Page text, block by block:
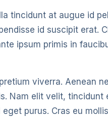
tincidunt at augue id
id suscipit erat.
ipsum primis in
viverra. Aenean
Nam elit velit,
purus. Cras eu